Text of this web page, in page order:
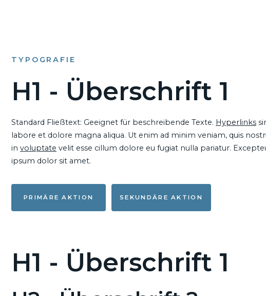
TYPOGRAFIE
H1 - Überschrift 1
Standard Fließtext: Geeignet für beschreibende Texte. Hyperlinks
labore et dolore magna aliqua. Ut enim ad minim veniam, quis
in voluptate velit esse cillum dolore eu fugiat nulla pariatur.
ipsum dolor sit amet.
PRIMÄRE AKTION SEKUNDÄRE AKTION
H1 - Überschrift 1